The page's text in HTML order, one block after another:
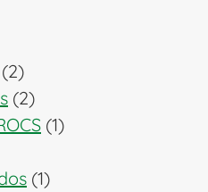
22
productos
22
productos
11
11